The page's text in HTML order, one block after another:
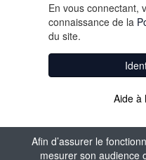
Afin d’assurer le
mesurer son audience
En vous connectant,
connaissance de la
du site.
Aide à